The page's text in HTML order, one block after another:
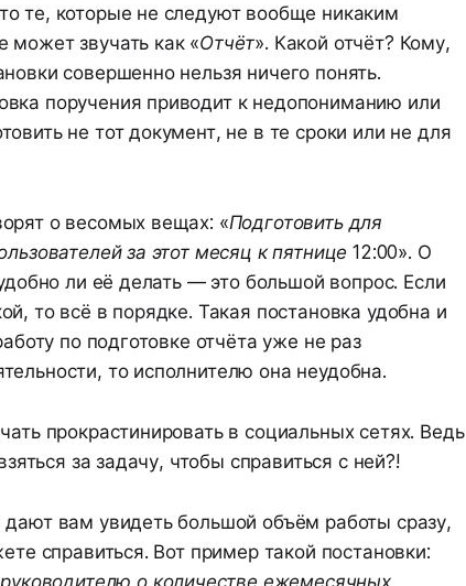
те, которые не следуют вообще никаким
звучать как «Отчёт». Какой отчёт? Кому,
совершенно нельзя ничего понять.
поручения приводит к недопониманию или
не тот документ, не в те сроки или не для
о весомых вещах: «Подготовить для
за этот месяц к пятнице 12:00». О
ли её делать — это большой вопрос. Если
то всё в порядке. Такая постановка удобна и
по подготовке отчёта уже не раз
то исполнителю она неудобна.
прокрастинировать в социальных сетях. Ведь
за задачу, чтобы справиться с ней?!
вам увидеть большой объём работы сразу,
справиться. Вот пример такой постановки:
о количестве ежемесячных